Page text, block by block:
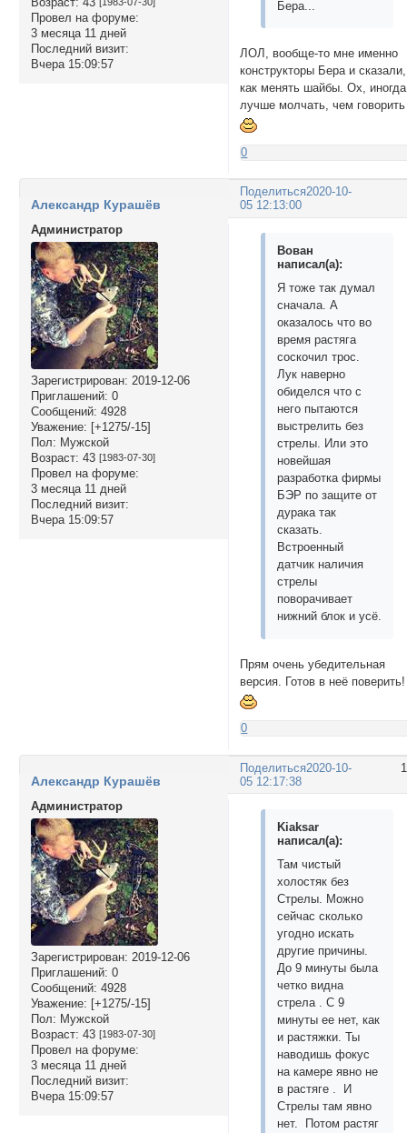
Провел на форуме:
3 месяца 11 дней
Последний визит:
Вчера 15:09:57
Бера...
ЛОЛ, вообще-то мне именно
конструкторы Бера и сказали,
как менять шайбы. Ох, иногда
лучше молчать, чем говорить
0
Поделиться2020-10-
05 12:13:00
Александр Курашёв
Администратор
Зарегистрирован: 2019-12-06
Приглашений: 0
Сообщений: 4928
Уважение: [+1275/-15]
Пол: Мужской
Возраст: 43 [1983-07-30]
Провел на форуме:
3 месяца 11 дней
Последний визит:
Вчера 15:09:57
Вован
написал(а):
Я тоже так думал
сначала. А
оказалось что во
время растяга
соскочил трос.
Лук наверно
обиделся что с
него пытаются
выстрелить без
стрелы. Или это
новейшая
разработка фирмы
БЭР по защите от
дурака так
сказать.
Встроенный
датчик наличия
стрелы
поворачивает
нижний блок и усё.
Прям очень убедительная
версия. Готов в неё поверить!
0
Поделиться2020-10-
05 12:17:38
Александр Курашёв
Администратор
Зарегистрирован: 2019-12-06
Приглашений: 0
Сообщений: 4928
Уважение: [+1275/-15]
Пол: Мужской
Возраст: 43 [1983-07-30]
Провел на форуме:
3 месяца 11 дней
Последний визит:
Вчера 15:09:57
Kiaksar
написал(а):
Там чистый
холостяк без
Стрелы. Можно
сейчас сколько
угодно искать
другие причины.
До 9 минуты была
четко видна
стрела . С 9
минуты ее нет, как
и растяжки. Ты
наводишь фокус
на камере явно не
в растяге . И
Стрелы там явно
нет. Потом растяг